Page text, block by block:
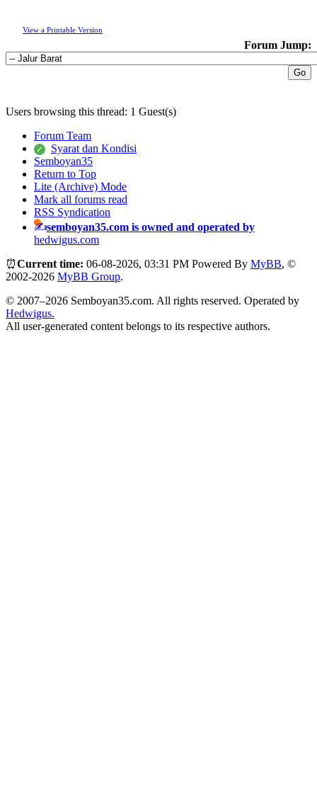
View a Printable Version
Forum Jump:
Users browsing this thread: 1 Guest(s)
Forum Team
Syarat dan Kondisi
Semboyan35
Return to Top
Lite (Archive) Mode
Mark all forums read
RSS Syndication
semboyan35.com is owned and operated by
hedwigus.com
⏰Current time: 06-08-2026, 03:31 PM Powered By MyBB, ©
2002-2026 MyBB Group.
© 2007–2026 Semboyan35.com. All rights reserved. Operated by
Hedwigus.
All user-generated content belongs to its respective authors.